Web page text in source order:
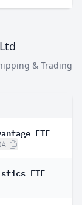
& Trading
ETF
ETF